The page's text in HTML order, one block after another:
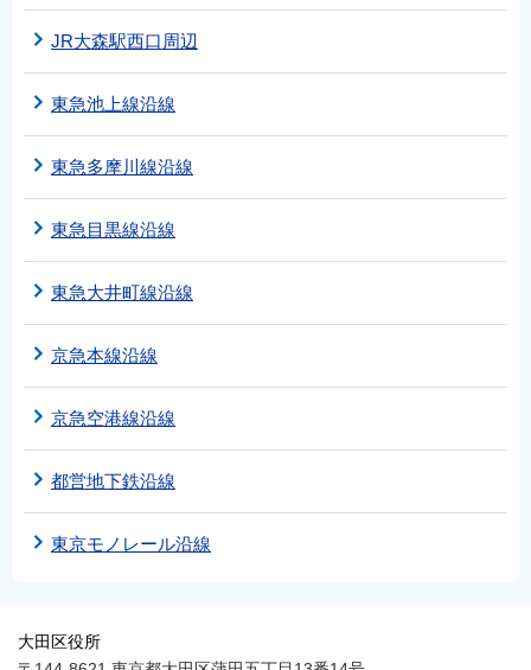
JR大森駅西口周辺
東急池上線沿線
東急多摩川線沿線
東急目黒線沿線
東急大井町線沿線
京急本線沿線
京急空港線沿線
都営地下鉄沿線
東京モノレール沿線
大田区役所